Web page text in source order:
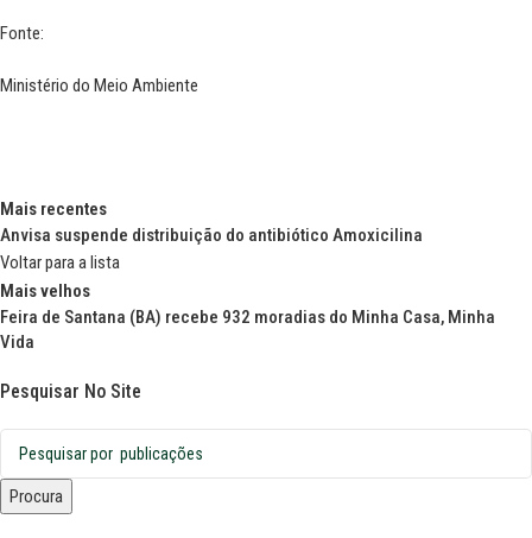
Fonte:
Ministério do Meio Ambiente
Mais recentes
Anvisa suspende distribuição do antibiótico Amoxicilina
Voltar para a lista
Mais velhos
Feira de Santana (BA) recebe 932 moradias do Minha Casa, Minha
Vida
Pesquisar No Site
Procura